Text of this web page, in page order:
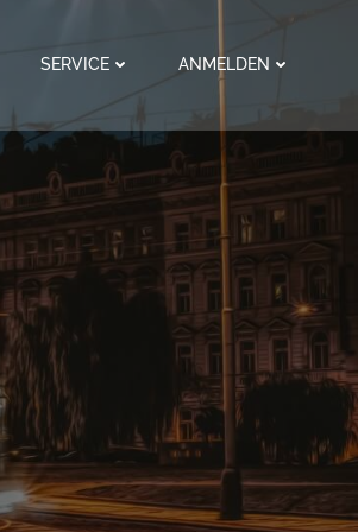
SERVICE ANMELDEN